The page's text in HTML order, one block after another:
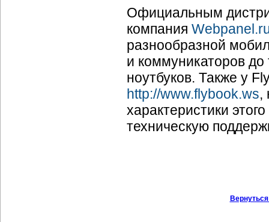
Официальным
компания
разнообразной
и коммуникаторов
ноутбуков. Также у
http://www.flybook.ws,
характеристики
техническую